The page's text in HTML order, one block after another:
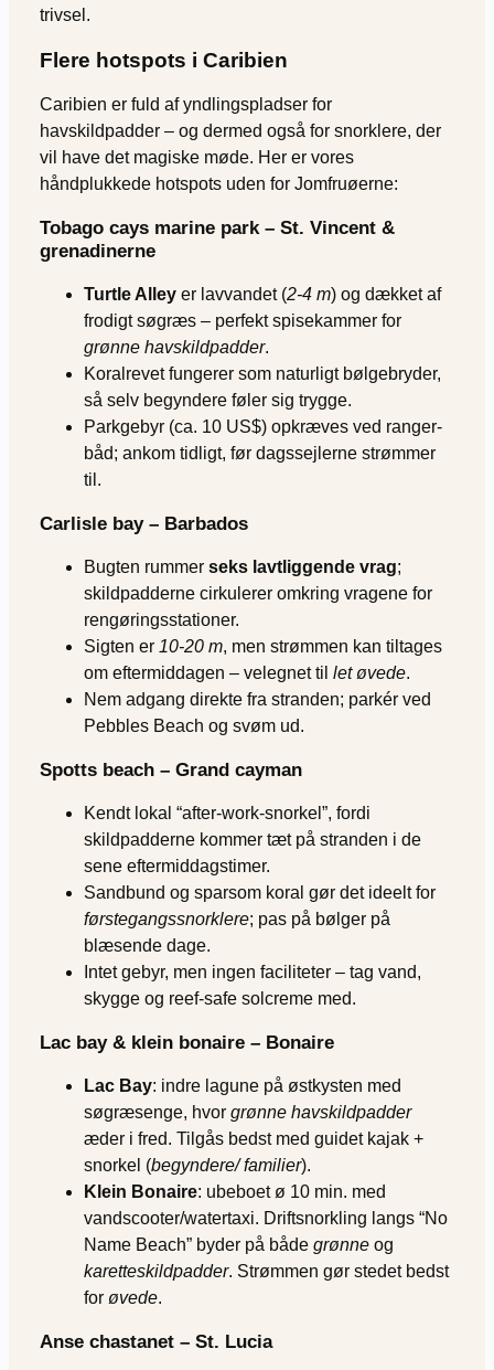
trivsel.
Flere hotspots i Caribien
Caribien er fuld af yndlingspladser for
havskildpadder – og dermed også for snorklere, der
vil have det magiske møde. Her er vores
håndplukkede hotspots uden for Jomfruøerne:
Tobago cays marine park – St. Vincent &
grenadinerne
Turtle Alley er lavvandet (2-4 m) og dækket af
frodigt søgræs – perfekt spisekammer for
grønne havskildpadder.
Koralrevet fungerer som naturligt bølgebryder,
så selv begyndere føler sig trygge.
Parkgebyr (ca. 10 US$) opkræves ved ranger-
båd; ankom tidligt, før dagssejlerne strømmer
til.
Carlisle bay – Barbados
Bugten rummer seks lavtliggende vrag;
skildpadderne cirkulerer omkring vragene for
rengøringsstationer.
Sigten er 10-20 m, men strømmen kan tiltages
om eftermiddagen – velegnet til let øvede.
Nem adgang direkte fra stranden; parkér ved
Pebbles Beach og svøm ud.
Spotts beach – Grand cayman
Kendt lokal “after-work-snorkel”, fordi
skildpadderne kommer tæt på stranden i de
sene eftermiddagstimer.
Sandbund og sparsom koral gør det ideelt for
førstegangssnorklere; pas på bølger på
blæsende dage.
Intet gebyr, men ingen faciliteter – tag vand,
skygge og reef-safe solcreme med.
Lac bay & klein bonaire – Bonaire
Lac Bay: indre lagune på østkysten med
søgræsenge, hvor grønne havskildpadder
æder i fred. Tilgås bedst med guidet kajak +
snorkel (begyndere/ familier).
Klein Bonaire: ubeboet ø 10 min. med
vandscooter/watertaxi. Driftsnorkling langs “No
Name Beach” byder på både grønne og
karetteskildpadder. Strømmen gør stedet bedst
for øvede.
Anse chastanet – St. Lucia